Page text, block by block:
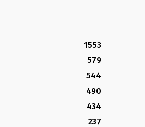
1553
579
544
490
434
237